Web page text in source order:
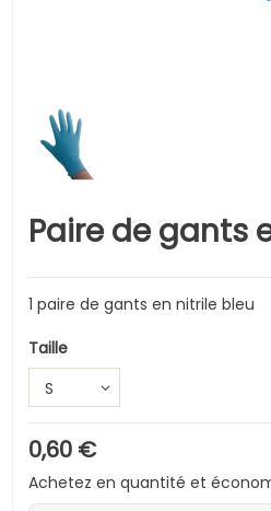
Paire de gants
1 paire de gants en nitrile bleu
Taille
0,60 €
Achetez en quantité et